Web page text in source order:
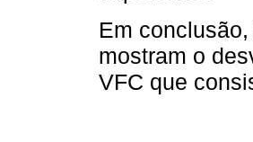
Em
mostram o
VFC que